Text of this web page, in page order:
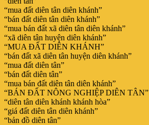
“mua đất diên tân diên khánh”
“bán đất diên tân diên khánh”
“mua bán đất xã diên tân diên khánh”
“xã diên tân huyện diên khánh”
“MUA ĐẤT DIÊN KHÁNH”
“bán đất xã diên tân huyện diên khánh”
“mua đất diên tân”
“bán đất diên tân”
“mua bán đất diên tân diên khánh”
“BÁN ĐẤT NÔNG NGHIỆP DIÊN TÂN”
“diên tân diên khánh khánh hòa”
“giá đất diên tân diên khánh”
“bản đồ diên tân”